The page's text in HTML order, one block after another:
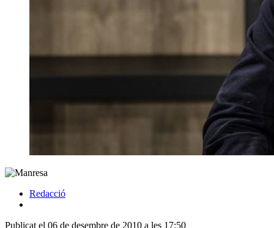
Redacció
Publicat el 06 de desembre de 2010 a les 17:50